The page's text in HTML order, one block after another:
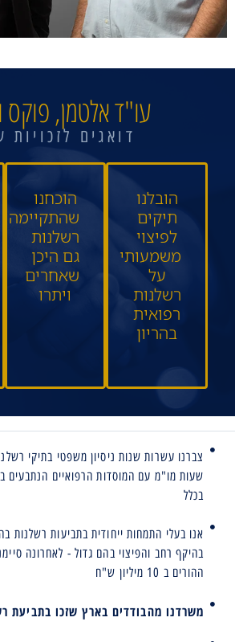
עו"ד אלטמן, פוקס
דואגים לזכויות
הובלנו
תיקים
לפיצוי
משמעותי
על
רשלנות
רפואית
בהריון
הוכחנו
שהתקיימה
רשלנות
גם היכן
שאחרים
ויתרו
צברנו עשרות שנות ניסיון משפטי בתיקי
שעות מו"מ עם המוסדות הרפואיים הנתבעים
בכלל
אנו בעלי התמחות ייחודית בתביעות רשלנות
בהיקף רחב והפיצוי בהם גדול - לאחרונה
ההורים ב 10 מיליון ש"ח
משרדנו מהבודדים בארץ שזכו בתביעת